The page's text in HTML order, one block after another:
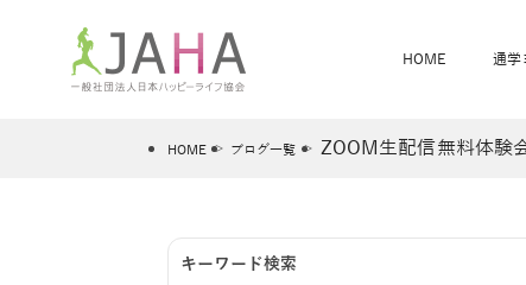
HOME 通学
全米ヨガRYT200
骨盤スリムヨガ
®
HOME ブログ一覧 ZOOM生配信無料体験
キーワード検索